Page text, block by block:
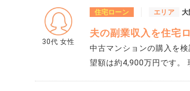
あると言われました。 まだ正
ローン返済は何とか払え
ったり、まとまった一時金が必要に
でも修繕積立金の値上げ
る可能性があるなら、価
30代 女性
住宅ローン エリア
夫の副業収入を住宅
中古マンションの購入を
望額は約4,900万円です。
280万円です。 夫婦の収